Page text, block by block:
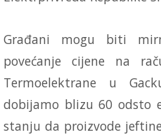
Građani mogu biti
povećanje cijene na
Termoelektrane u
dobijamo blizu 60 odsto
stanju da proizvode